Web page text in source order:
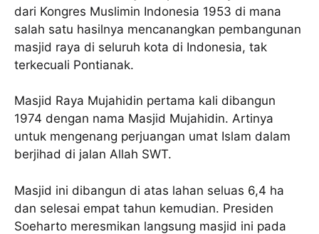
dari Kongres Muslimin Indonesia 1953 di mana
salah satu hasilnya mencanangkan pembangunan
masjid raya di seluruh kota di Indonesia, tak
terkecuali Pontianak.
Masjid Raya Mujahidin pertama kali dibangun
1974 dengan nama Masjid Mujahidin. Artinya
untuk mengenang perjuangan umat Islam dalam
berjihad di jalan Allah SWT.
Masjid ini dibangun di atas lahan seluas 6,4 ha
dan selesai empat tahun kemudian. Presiden
Soeharto meresmikan langsung masjid ini pada